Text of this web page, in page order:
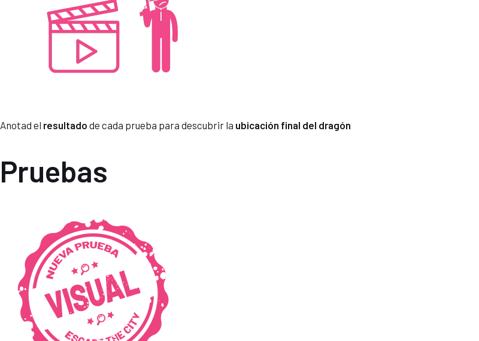
Anotad el resultado de cada prueba para descubrir la ubicación final del dragón
Pruebas